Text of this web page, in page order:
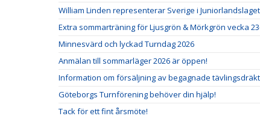
William Linden representerar Sverige i
Extra sommarträning för Ljusgrön & Mörkgrön vecka
Minnesvärd och lyckad Turndag 2026
Anmälan till sommarläger 2026 är öppen!
Information om försäljning av begagnade
Göteborgs Turnförening behöver din hjälp!
Tack för ett fint årsmöte!